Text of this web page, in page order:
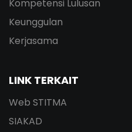
Kompetensi Lulusan
Keunggulan
Kerjasama
LINK TERKAIT
Web STITMA
SIAKAD